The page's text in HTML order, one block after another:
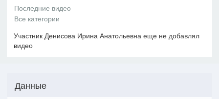
Участник Денисова Ирина Анатольевна еще не добавлял
видео
Данные